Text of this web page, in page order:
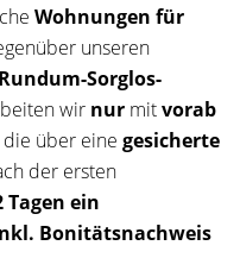
Wohnungen für
unseren
Rundum-Sorglos-
wir nur mitvorab
die über eine gesicherte
der ersten
ein
Bonitätsnachweis